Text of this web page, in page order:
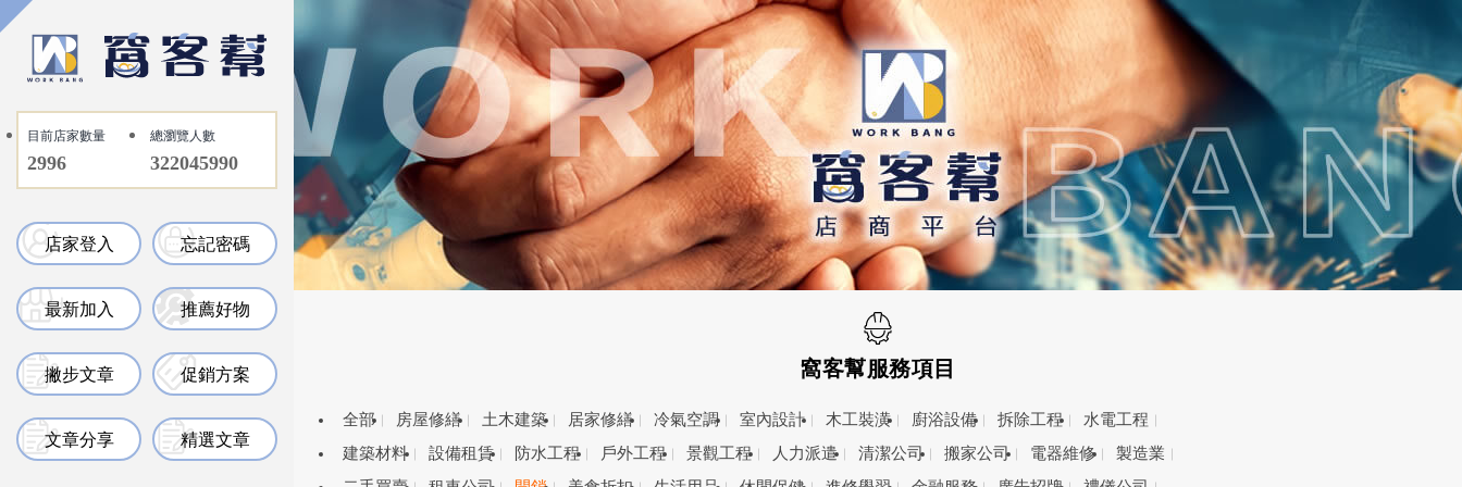
目前店家數量
2996
總瀏覽人數
322045990
店家登入 忘記密碼
最新加入 推薦好物
撇步文章 促銷方案
文章分享 精選文章
窩客幫服務項目
全部 房屋修繕 土木建築 居家修繕 冷氣空調 室內設計 木工裝潢 廚浴設備 拆除工程
水電工程
建築材料
設備租賃 防水工程 戶外工程 景觀工程 人力派遣 清潔公司 搬家公司 電器維修
製造業